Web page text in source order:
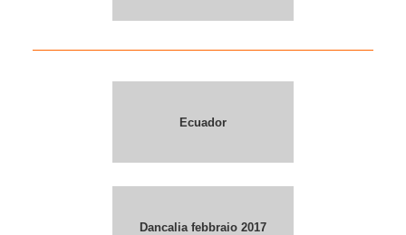
Ecuador
Dancalia febbraio 2017